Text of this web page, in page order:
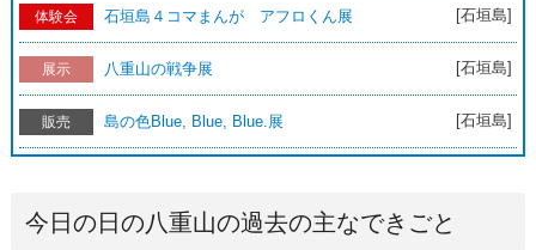
体験会 石垣島４コマまんが アフロくん展 [石垣島]
展示 八重山の戦争展 [石垣島]
販売 島の色Blue, Blue, Blue.展 [石垣島]
今日の日の八重山の過去の主なできごと